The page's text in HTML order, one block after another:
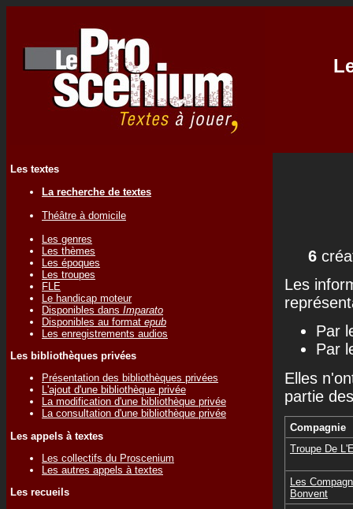
Les textes
La recherche de textes
Théâtre à domicile
Les genres
Les thèmes
Les époques
Les troupes
FLE
Le handicap moteur
Disponibles dans Imparato
Disponibles au format epub
Les enregistrements audios
Les bibliothèques privées
Présentation des bibliothèques privées
L'ajout d'une bibliothèque privée
La modification d'une bibliothèque privée
La consultation d'une bibliothèque privée
Les appels à textes
Les collectifs du Proscenium
Les autres appels à textes
Les recueils
6
Les
Par
Par
Elles
partie
Compagnie
Troupe De
Les
Bonvent